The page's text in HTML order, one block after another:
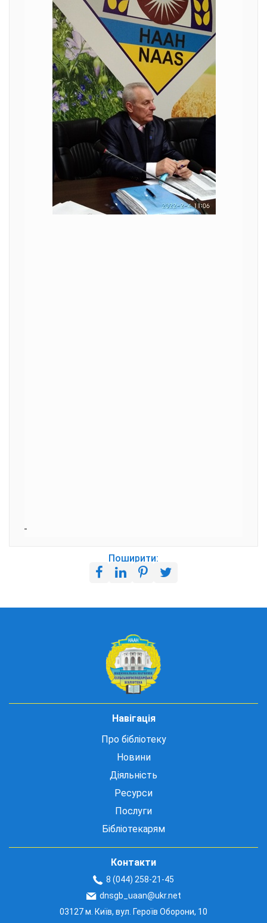
Поширити:
Навігація
Про бібліотеку
Новини
Діяльність
Ресурси
Послуги
Бібліотекарям
Контакти
8 (044) 258-21-45
dnsgb_uaan@ukr.net
03127 м. Київ, вул. Героїв Оборони, 10